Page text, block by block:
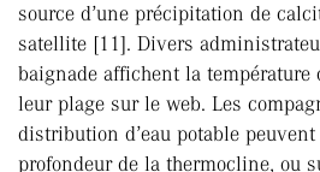
source d’une précipitation de
satellite [11]. Divers
baignade affichent la température
leur plage sur le web. Les
distribution d’eau potable
profondeur de la thermocline, ou